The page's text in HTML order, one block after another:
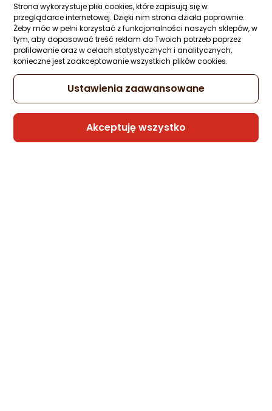
Strona wykorzystuje pliki cookies, które zapisują się w
przeglądarce internetowej. Dzięki nim strona działa poprawnie.
Żeby móc w pełni korzystać z funkcjonalności naszych sklepów, w
tym, aby dopasować treść reklam do Twoich potrzeb poprzez
profilowanie oraz w celach statystycznych i analitycznych,
konieczne jest zaakceptowanie wszystkich plików cookies.
Ustawienia zaawansowane
Akceptuję wszystko